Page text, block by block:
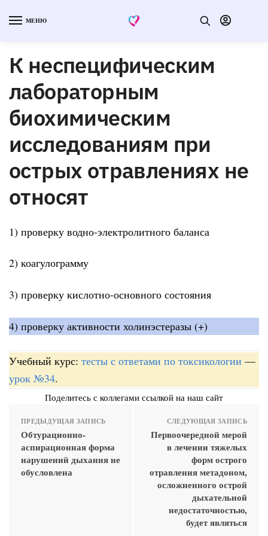
МЕНЮ
К неспецифическим
лабораторным
биохимическим
исследованиям при
острых отравлениях не
относят
1) проверку водно-электролитного баланса
2) коагулограмму
3) проверку кислотно-основного состояния
4) проверку активности холинэстеразы (+)
Учебный курс: тесты с ответами по токсикологии —
урок №34.
Поделитесь с коллегами ссылкой на наш сайт
ПРЕДЫДУЩАЯ ЗАПИСЬ
Обтурационно-
аспирационная форма
нарушений дыхания не
обусловлена
СЛЕДУЮЩАЯ ЗАПИСЬ
Первоочередной мерой
в лечении тяжелых
форм острого
отравления метадоном,
осложненного острой
дыхательной
недостаточностью,
будет являться